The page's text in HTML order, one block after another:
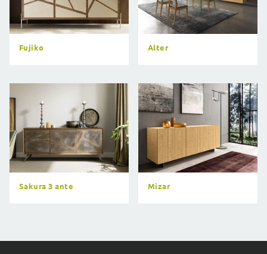
Fujiko Alter
Sakura 3 ante Mizar